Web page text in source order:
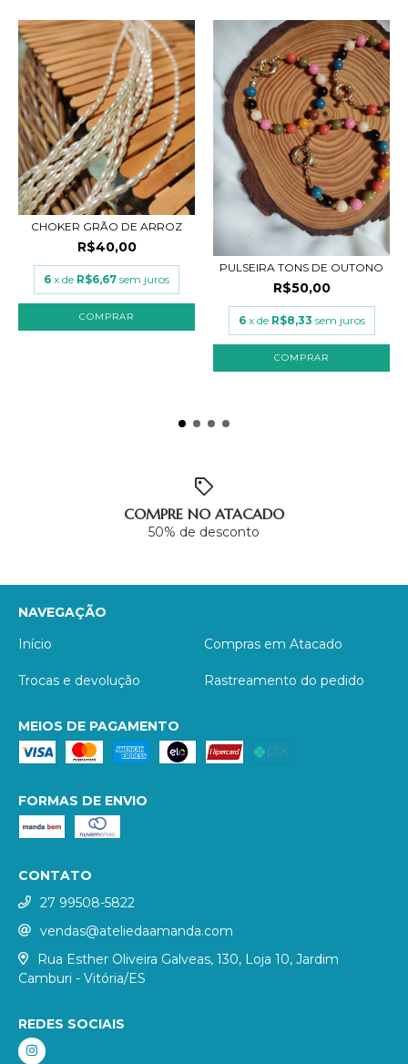
CHOKER GRÃO DE ARROZ
R$40,00
6 x de R$6,67 sem juros
PULSEIRA TONS DE OUTONO
R$50,00
6 x de R$8,33 sem juros
COMPRAR
COMPRE NO ATACADO
50% de desconto
NAVEGAÇÃO
Início
Compras em Atacado
Trocas e devolução Rastreamento do pedido
MEIOS DE PAGAMENTO
FORMAS DE ENVIO
CONTATO
27 99508-5822
vendas@ateliedaamanda.com
Rua Esther Oliveira Galveas, 130, Loja 10, Jardim
Camburi - Vitória/ES
REDES SOCIAIS